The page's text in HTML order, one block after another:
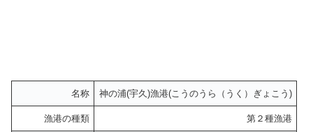
名称 神の浦(宇久)漁港(こうのうら（うく）ぎょこう)
漁港の種類 第２種漁港